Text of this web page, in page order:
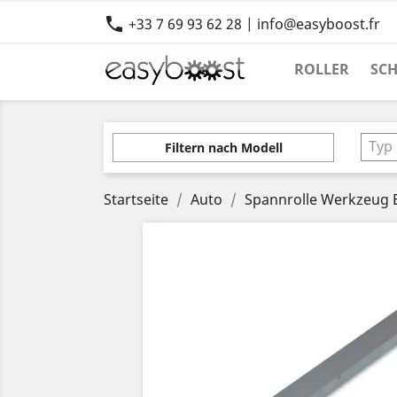
 +33 7 69 93 62 28 | info@easyboost.fr
ROLLER
Filtern nach Modell Typ
Startseite Auto Spannrolle Werkzeug